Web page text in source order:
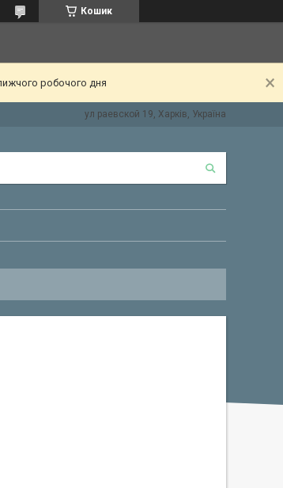
Кошик
робочого дня
ул раевской 19, Харків, Україна